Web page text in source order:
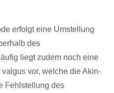
erfolgt eine Umstellung
des
liegt zudem noch eine
vor, welche die Akin-
Fehlstellung des